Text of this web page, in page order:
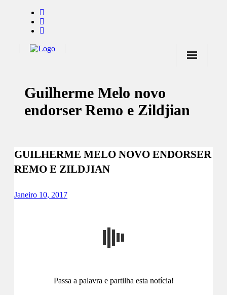
Notícias
Marcas
Pontos de Venda
Promoções
Contactos
Guilherme Melo novo
endorser Remo e Zildjian
GUILHERME MELO NOVO ENDORSER
REMO E ZILDJIAN
Janeiro 10, 2017
Passa a palavra e partilha esta notícia!